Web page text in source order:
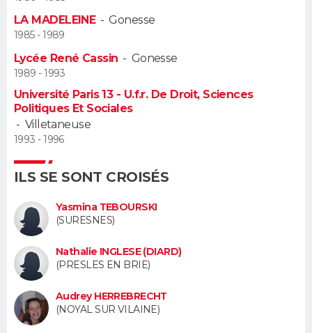
Alimentation
Guide de la santé
Maladies
Médicaments
Sommeil
VOYAGE
Destinations
City break
Voyage nature
Voyage de noces
Forum
Climat
+
PHOTO
GUIDES D'ACHAT
BONS PLANS
CARTE DE VOEUX
Dictionnaire
Biographies
Citations
Expressions
Proverbes
PROGRAMME TV
COPAINS D'AVANT
AVIS DE DÉCÈS
FORUM
LA MADELEINE-Gonesse
1985 - 1989
Lycée René Cassin - Gonesse
1989 - 1993
Université Paris 13 - U.f.r. De Droit, Sciences
Politiques Et Sociales
- Villetaneuse
1993 - 1996
ILS SE SONT CROISÉS
Yasmina TEBOURSKI
(SURESNES)
Nathalie INGLESE (DIARD)
(PRESLES EN BRIE)
Audrey HERREBRECHT
(NOYAL SUR VILAINE)